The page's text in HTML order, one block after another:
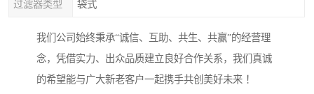
过滤器类型 袋式
我们公司始终秉承“诚信、互助、共生、共赢”的经营理
念，凭借实力、出众品质建立良好合作关系，我们真诚
的希望能与广大新老客户一起携手共创美好未来 ！